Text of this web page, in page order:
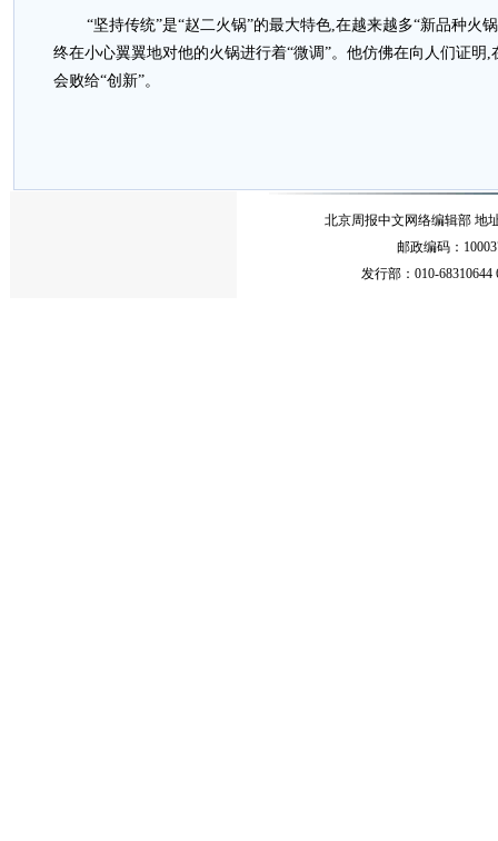
“坚持传统”是“赵二火锅”的最大特色,在越来越多“新品种火
终在小心翼翼地对他的火锅进行着“微调”。他仿佛在向人们证明,
会败给“创新”。
北京周报中文网络编辑部 地
邮政编码：
发行部：010-68310644